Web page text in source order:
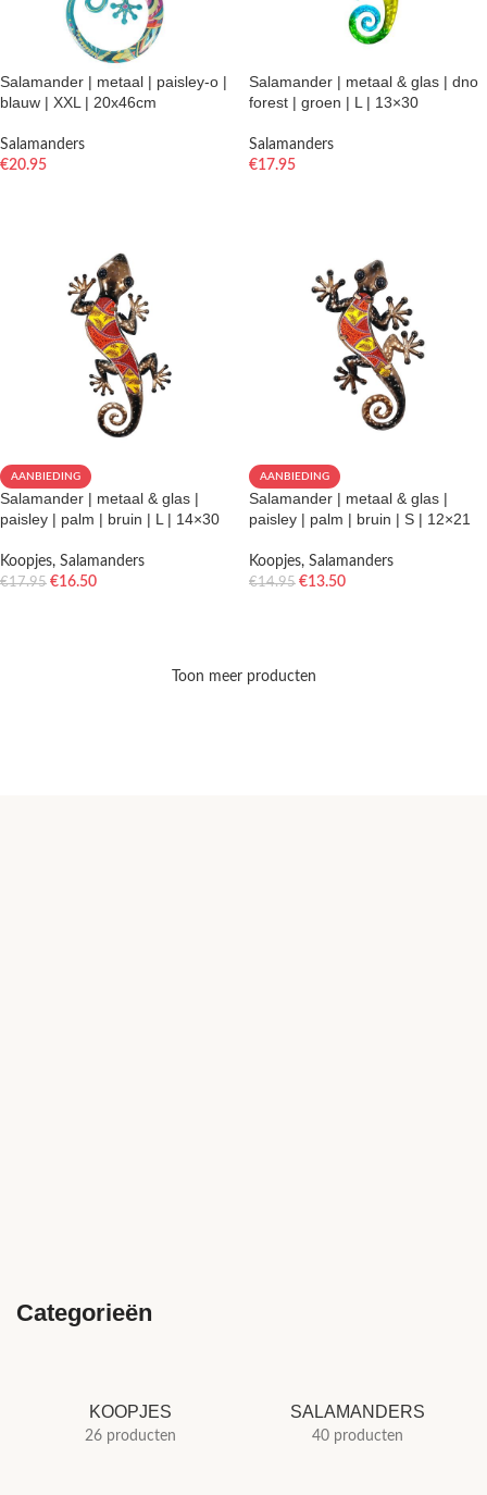
Salamander | metaal | paisley-o |
blauw | XXL | 20x46cm
Salamanders
€20.95
Salamander | metaal & glas | dno
forest | groen | L | 13×30
Salamanders
€17.95
AANBIEDING
Salamander | metaal & glas |
paisley | palm | bruin | L | 14×30
Koopjes, Salamanders
€17.95 €16.50
AANBIEDING
Salamander | metaal & glas |
paisley | palm | bruin | S | 12×21
Koopjes, Salamanders
€14.95 €13.50
Toon meer producten
Categorieën
KOOPJES
26 producten
SALAMANDERS
40 producten